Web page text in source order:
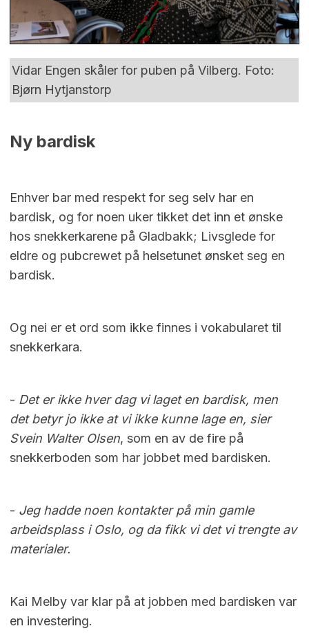
Vidar Engen skåler for puben på Vilberg. Foto:
Bjørn Hytjanstorp
Ny bardisk
Enhver bar med respekt for seg selv har en
bardisk, og for noen uker tikket det inn et ønske
hos snekkerkarene på Gladbakk; Livsglede for
eldre og pubcrewet på helsetunet ønsket seg en
bardisk.
Og nei er et ord som ikke finnes i vokabularet til
snekkerkara.
- Det er ikke hver dag vi laget en bardisk, men
det betyr jo ikke at vi ikke kunne lage en, sier
Svein Walter Olsen, som en av de fire på
snekkerboden som har jobbet med bardisken.
- Jeg hadde noen kontakter på min gamle
arbeidsplass i Oslo, og da fikk vi det vi trengte av
materialer.
Kai Melby var klar på at jobben med bardisken var
en investering.